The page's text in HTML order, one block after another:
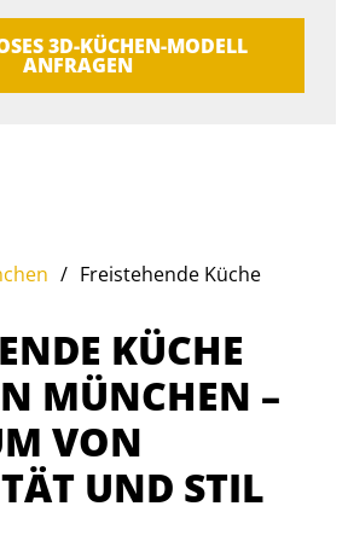
3D-KÜCHEN-MODELL
ANFRAGEN
/ Freistehende Küche
KÜCHE
MÜNCHEN –
VON
UND STIL